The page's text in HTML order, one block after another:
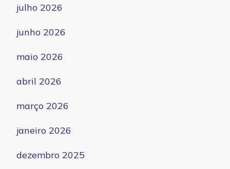
julho 2026
junho 2026
maio 2026
abril 2026
março 2026
janeiro 2026
dezembro 2025